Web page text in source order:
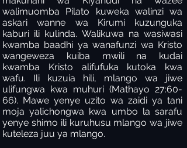
walimuomba Pilato kuweka walinzi wa
askari wanne wa Kirumi kuzunguka
kaburi ili kulinda. Walikuwa na wasiwasi
kwamba baadhi ya wanafunzi wa Kristo
wangeweza kuiba mwili na kudai
kwamba Kristo alifufuka kutoka kwa
wafu. Ili kuzuia hili, mlango wa jiwe
ulifungwa kwa muhuri (Mathayo 27:60-
66). Mawe yenye uzito wa zaidi ya tani
moja yalichongwa kwa umbo la sarafu
yenye shimo ili kuruhusu mlango wa jiwe
kuteleza juu ya mlango.